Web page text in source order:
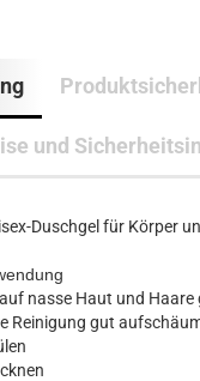
und
Duschgel für Körper
nasse Haut und Haare
Reinigung gut